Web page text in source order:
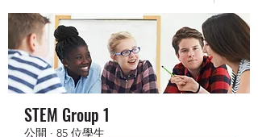
STEM Group 1
公開 · 85 位學生